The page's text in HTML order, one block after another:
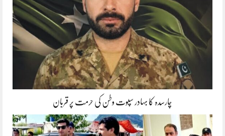
چارسدہ کا بہادر سپوت وطن کی حرمت پر قربان